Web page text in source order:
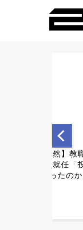
京都「副首都
ｗ」...